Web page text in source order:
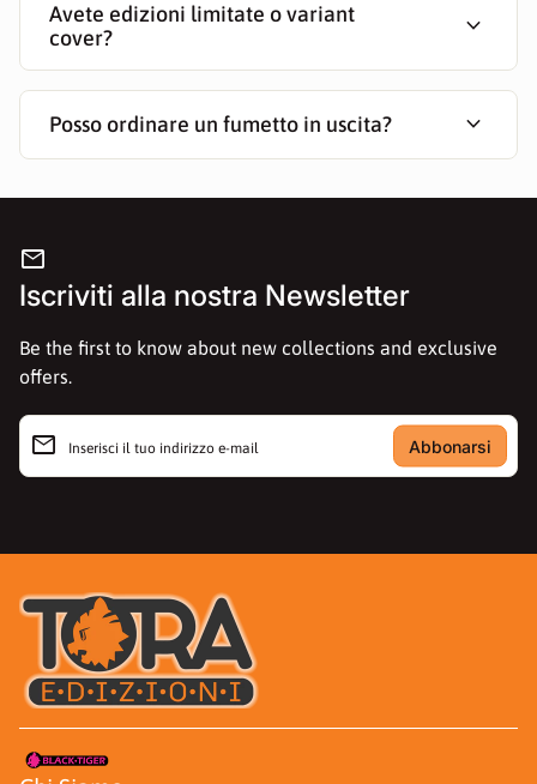
Avete edizioni limitate o variant
cover?
expand_more
Posso ordinare un fumetto in uscita? expand_more
mail
Iscriviti alla nostra Newsletter
Be the first to know about new collections and exclusive
offers.
Inserisci il tuo indirizzo e-mail
email
Casa
Casa